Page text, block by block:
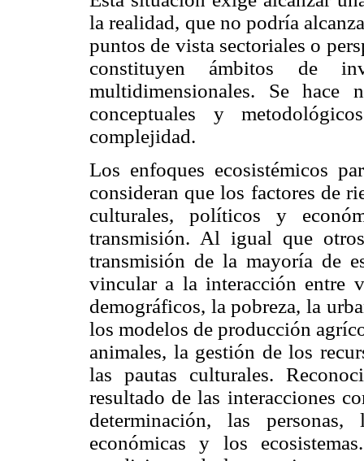
la realidad, que no podría
puntos de vista sectoriales o
constituyen ámbitos de
multidimensionales. Se hace
conceptuales y
complejidad.
Los enfoques ecosistémicos
consideran que los factores de
culturales, políticos y
transmisión. Al igual que
transmisión de la mayoría de
vincular a la interacción entre
demográficos, la pobreza, la
los modelos de producción
animales, la gestión de los
las pautas culturales.
resultado de las interacciones
determinación, las
económicas y los